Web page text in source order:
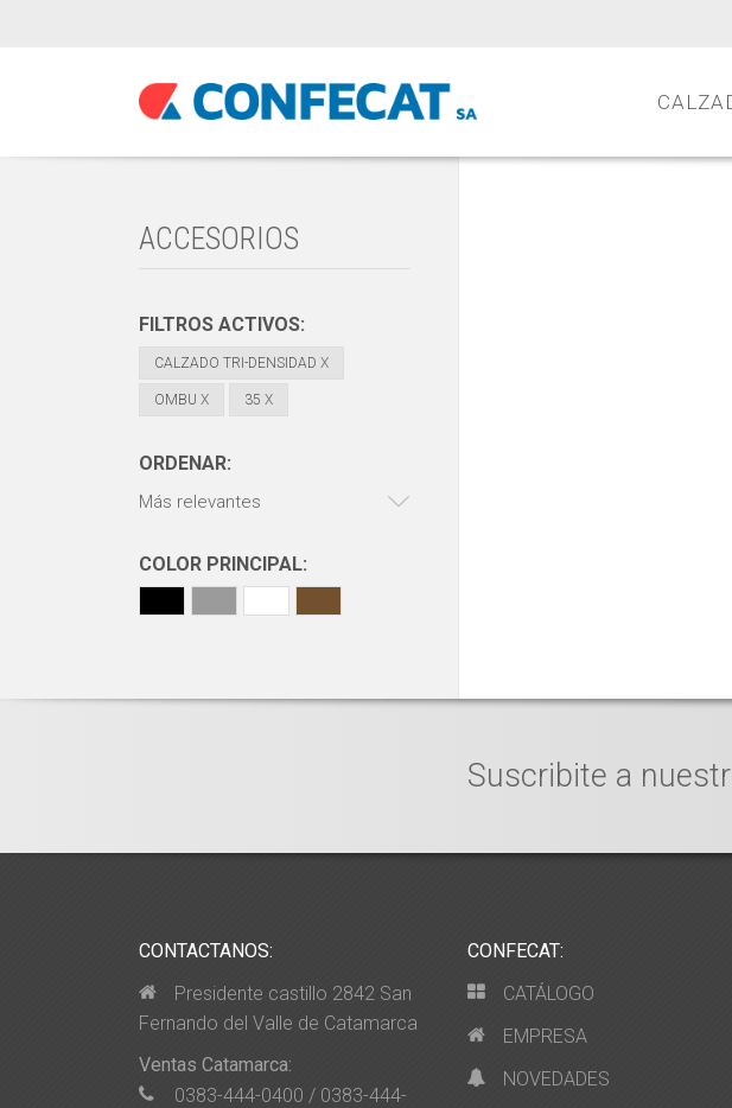
ACCESORIOS
FILTROS ACTIVOS:
CALZADO TRI-DENSIDAD X
OMBU X 35 X
ORDENAR:
Más relevantes
COLOR PRINCIPAL:
Suscribite a
CONTACTANOS:
Presidente castillo 2842 San
Fernando del Valle de Catamarca
Ventas Catamarca:
0383-444-0400 / 0383-444-
CONFECAT:
CATÁLOGO
EMPRESA
NOVEDADES